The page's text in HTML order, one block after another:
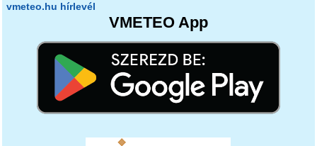
vmeteo.hu hírlevél
VMETEO App